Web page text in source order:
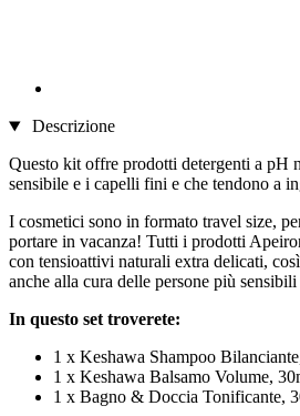
Descrizione
Questo kit offre prodotti detergenti a pH
sensibile e i capelli fini e che tendono a
I cosmetici sono in formato travel size,
portare in vacanza! Tutti i prodotti
con tensioattivi naturali extra delicati,
anche alla cura delle persone più
In questo set troverete:
1 x Keshawa Shampoo
1 x Keshawa Balsamo Volume,
1 x Bagno & Doccia Tonificante,